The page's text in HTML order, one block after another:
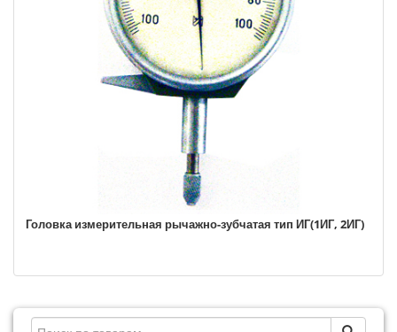
Головка измерительная рычажно-зубчатая тип ИГ(1ИГ, 2ИГ)